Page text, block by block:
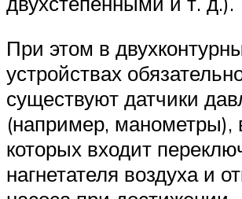
При этом в
устройствах
существуют датчики
(например, манометры),
которых входит
нагнетателя воздуха и